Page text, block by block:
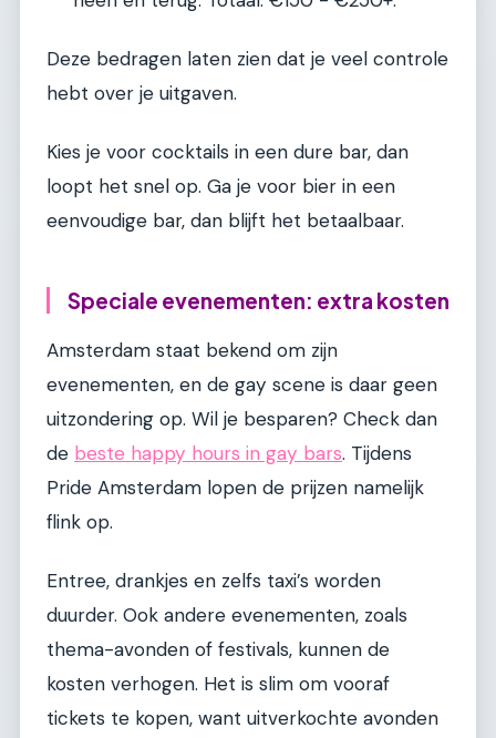
Deze bedragen laten zien dat je veel controle
hebt over je uitgaven.
Kies je voor cocktails in een dure bar, dan
loopt het snel op. Ga je voor bier in een
eenvoudige bar, dan blijft het betaalbaar.
Speciale evenementen: extra kosten
Amsterdam staat bekend om zijn
evenementen, en de gay scene is daar geen
uitzondering op. Wil je besparen? Check dan
de beste happy hours in gay bars. Tijdens
Pride Amsterdam lopen de prijzen namelijk
flink op.
Entree, drankjes en zelfs taxi’s worden
duurder. Ook andere evenementen, zoals
thema-avonden of festivals, kunnen de
kosten verhogen. Het is slim om vooraf
tickets te kopen, want uitverkochte avonden